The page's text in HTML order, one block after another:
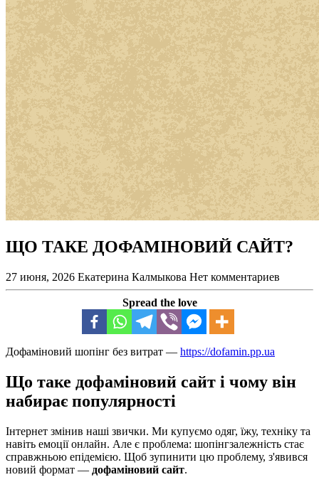
ЩО ТАКЕ ДОФАМІНОВИЙ САЙТ?
27 июня, 2026 Екатерина Калмыкова Нет комментариев
Spread the love
Дофаміновий шопінг без витрат — https://dofamin.pp.ua
Що таке дофаміновий сайт і чому він
набирає популярності
Інтернет змінив наші звички. Ми купуємо одяг, їжу, техніку та
навіть емоції онлайн. Але є проблема: шопінгзалежність стає
справжньою епідемією. Щоб зупинити цю проблему, з'явився
новий формат — дофаміновий сайт.